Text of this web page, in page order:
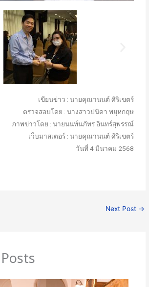
เขียนข่าว : นายคุณานนต์ ศิริเขตร์
ตรวจสอบโดย : นางสาวปนิดา พยุหกฤษ
ภาพข่าวโดย : นายนนท์นภัทร อินทร์สุพรรณ์
เว็บมาสเตอร์ : นายคุณานนต์ ศิริเขตร์
วันที่ 4 มีนาคม 2568
Next Post →